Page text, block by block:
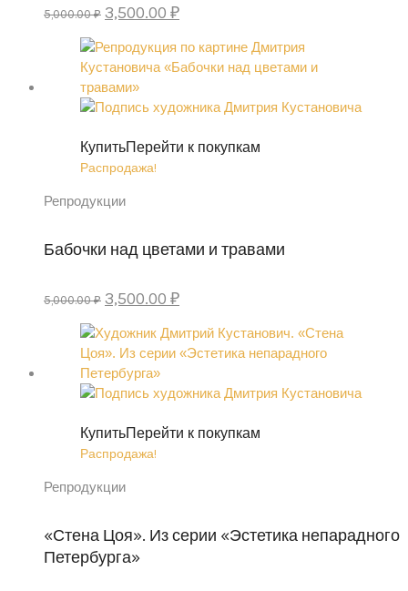
5,000.00 ₽ Первоначальная
составляла
5,000.00 ₽.
3,500.00 ₽Текущая
3,500.00 ₽.
КупитьПерейти к покупкам
Распродажа!
Репродукции
Бабочки над цветами и травами
5,000.00 ₽ Первоначальная
составляла
5,000.00 ₽.
3,500.00 ₽Текущая
3,500.00 ₽.
КупитьПерейти к покупкам
Распродажа!
Репродукции
«Стена Цоя». Из серии «Эстетика непарадного
Петербурга»